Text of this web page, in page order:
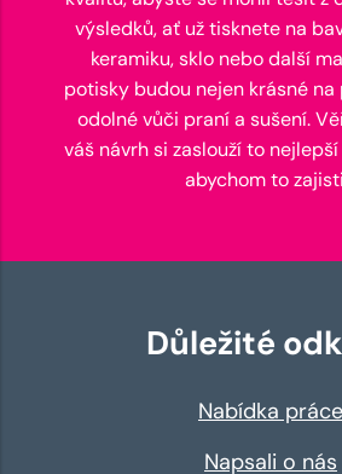
výsledků, ať už tisknete na
keramiku, sklo nebo další
potisky budou nejen krásné na
odolné vůči praní a sušení.
váš návrh si zaslouží to
abychom to
Důležité
Nabídka práce
Napsali o nás